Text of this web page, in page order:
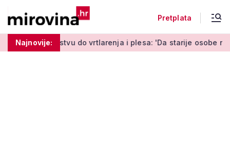
Pretplata
Najnovije:
vrtlarenja i plesa: 'Da starije osobe ne ostavimo same'